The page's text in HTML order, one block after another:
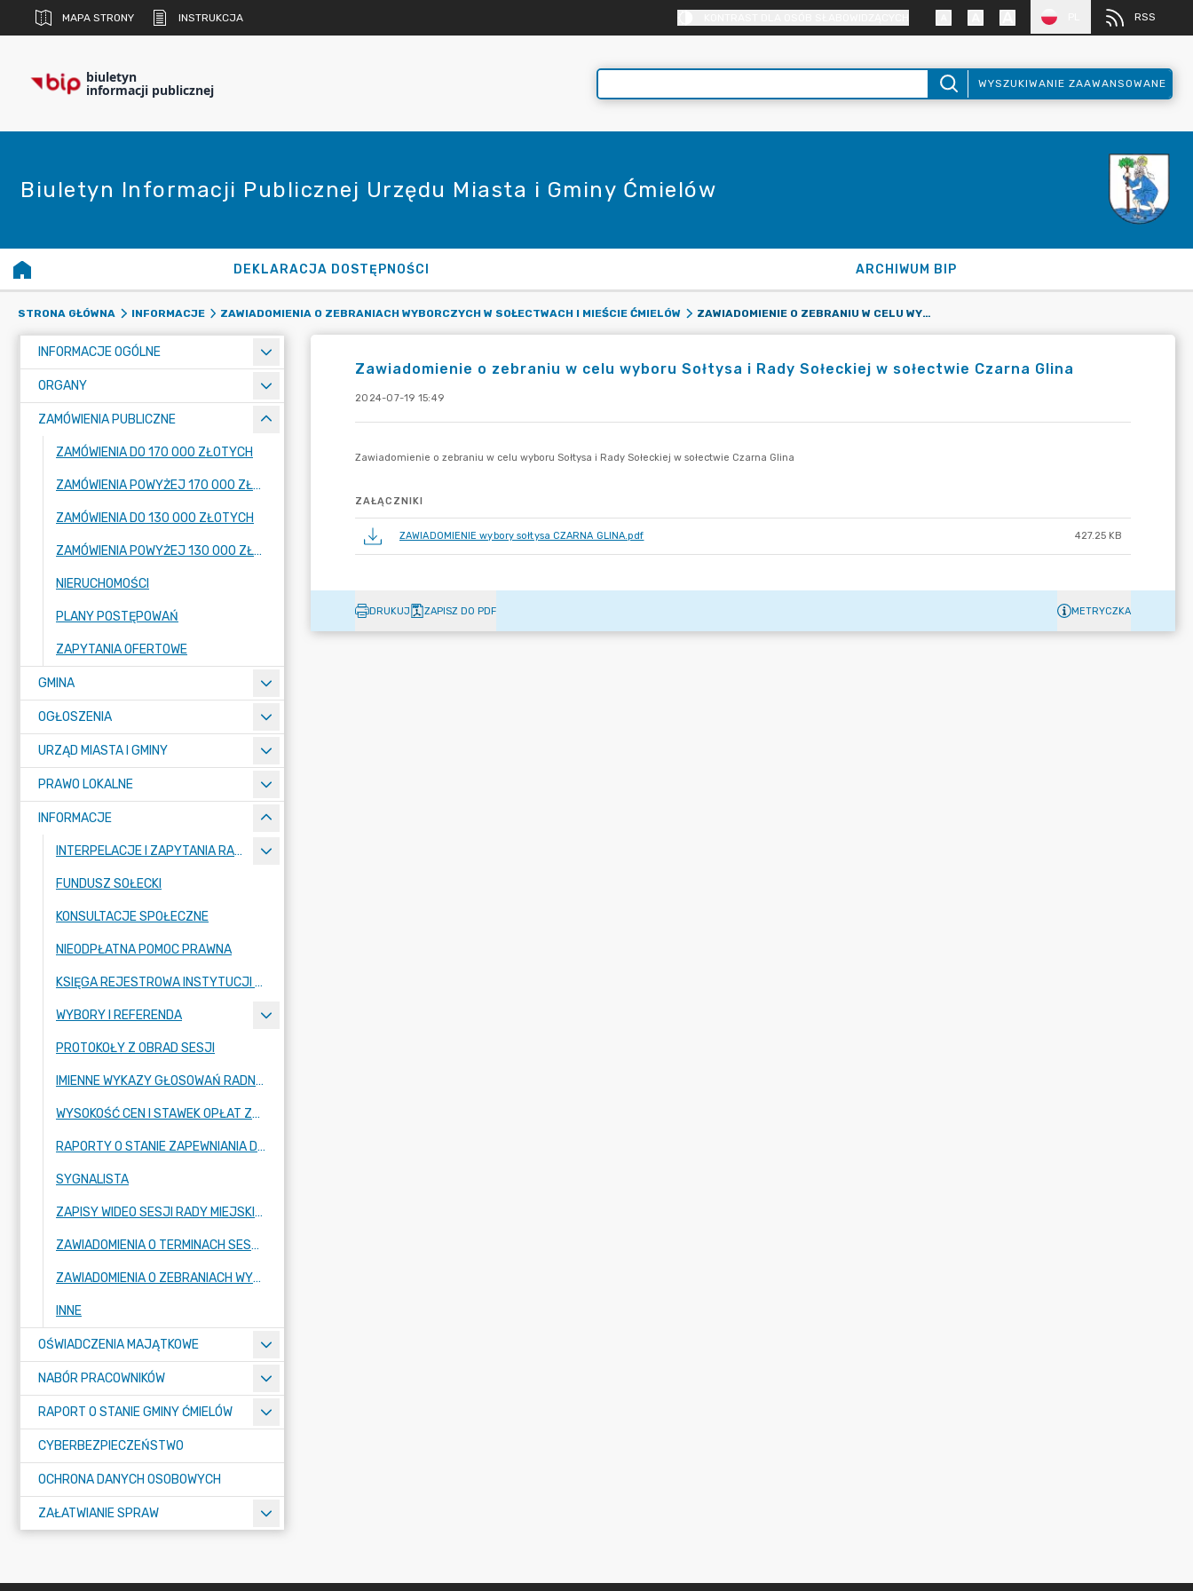
MAPA STRONY INSTRUKCJA RSS
biuletyn
informacji publicznej WYSZUKIWANIE ZAAWANSOWANE
Biuletyn Informacji Publicznej Urzędu Miasta i Gminy Ćmielów
DEKLARACJA DOSTĘPNOŚCI ARCHIWUM BIP
STRONA GŁÓWNA INFORMACJE ZAWIADOMIENIA O ZEBRANIACH WYBORCZYCH W SOŁECTWACH I MIEŚCIE ĆMIELÓW ZAWIADOMIENIE O ZEBRANIU W CELU WYBORU SOŁTYSA I RADY SOŁECKIEJ W SOŁECTWIE CZARNA GLINA
INFORMACJE OGÓLNE
ORGANY
ZAMÓWIENIA PUBLICZNE
ZAMÓWIENIA DO 170 000 ZŁOTYCH
ZAMÓWIENIA POWYŻEJ 170 000 ZŁOTYCH
ZAMÓWIENIA DO 130 000 ZŁOTYCH
ZAMÓWIENIA POWYŻEJ 130 000 ZŁOTYCH
NIERUCHOMOŚCI
PLANY POSTĘPOWAŃ
ZAPYTANIA OFERTOWE
GMINA
OGŁOSZENIA
URZĄD MIASTA I GMINY
PRAWO LOKALNE
INFORMACJE
INTERPELACJE I ZAPYTANIA RADNYCH
FUNDUSZ SOŁECKI
KONSULTACJE SPOŁECZNE
NIEODPŁATNA POMOC PRAWNA
KSIĘGA REJESTROWA INSTYTUCJI KULTURY
WYBORY I REFERENDA
PROTOKOŁY Z OBRAD SESJI
IMIENNE WYKAZY GŁOSOWAŃ RADNYCH
WYSOKOŚĆ CEN I STAWEK OPŁAT ZBIOROWEGO ZAOPATRZENIA W WODĘ
RAPORTY O STANIE ZAPEWNIANIA DOSTĘPNOŚCI PODMIOTU PUBLICZNEGO
SYGNALISTA
ZAPISY WIDEO SESJI RADY MIEJSKIEJ
ZAWIADOMIENIA O TERMINACH SESJI RADY MIEJSKIEJ ORAZ KOMISJI STAŁYCH RADY
ZAWIADOMIENIA O ZEBRANIACH WYBORCZYCH W SOŁECTWACH I MIEŚCIE ĆMIELÓW
INNE
OŚWIADCZENIA MAJĄTKOWE
NABÓR PRACOWNIKÓW
RAPORT O STANIE GMINY ĆMIELÓW
CYBERBEZPIECZEŃSTWO
OCHRONA DANYCH OSOBOWYCH
ZAŁATWIANIE SPRAW
Zawiadomienie o zebraniu w celu wyboru Sołtysa i Rady Sołeckiej w sołectwie Czarna Glina
2024-07-19 15:49
ZAŁĄCZNIKI
ZAWIADOMIENIE wybory sołtysa CZARNA GLINA.pdf 427.25 KB
DRUKUJ ZAPISZ DO PDF METRYCZKA